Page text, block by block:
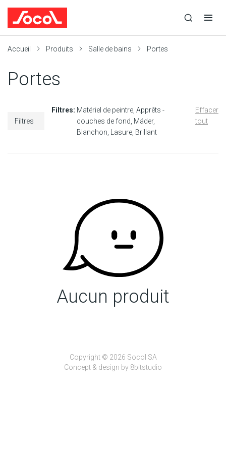
recherche
recherche
navigation
Accueil Produits Salle de bains Portes
Portes
Filtres
Filtres: Matériel de peintre Apprêts -
couches de fond Mäder
Blanchon
Lasure Brillant
Effacer
tout
Aucun produit
Copyright © 2026 Socol SA
Concept & design by 8bitstudio